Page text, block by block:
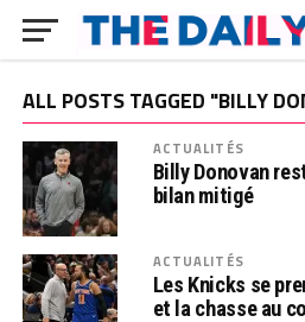
ALL POSTS TAGGED "BILLY
ACTUALITÉS
Billy Donovan
bilan mitigé
ACTUALITÉS
Les Knicks se
et la chasse au